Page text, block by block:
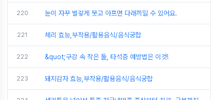
220 눈이 자꾸 벌겋게 붓고 아프면 다래끼일 수 있어요.
221 체리 효능,부작용/활용음식/음식궁합
222 &quot;구강 속 작은 돌, 타석증 예방법은 이것!
223 돼지감자 효능,부작용/활용음식/음식궁합